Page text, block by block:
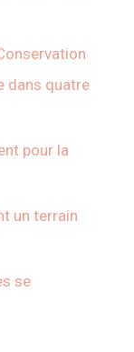
dans quatre
pour la
un terrain
se